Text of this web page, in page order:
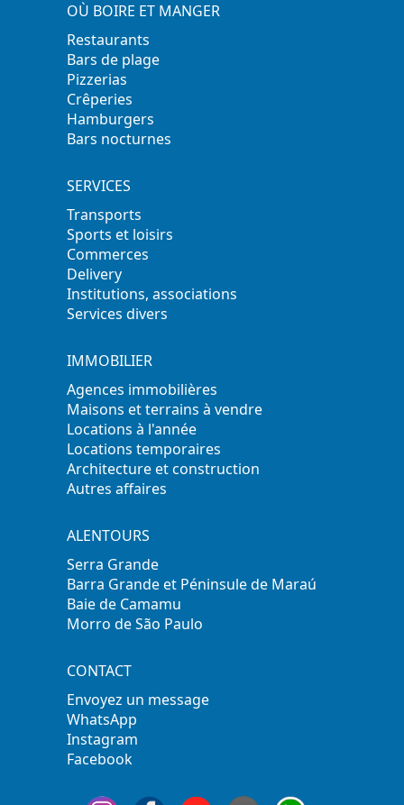
OÙ BOIRE ET MANGER
Restaurants
Bars de plage
Pizzerias
Crêperies
Hamburgers
Bars nocturnes
SERVICES
Transports
Sports et loisirs
Commerces
Delivery
Institutions, associations
Services divers
IMMOBILIER
Agences immobilières
Maisons et terrains à vendre
Locations à l'année
Locations temporaires
Architecture et construction
Autres affaires
ALENTOURS
Serra Grande
Barra Grande et Péninsule de Maraú
Baie de Camamu
Morro de São Paulo
CONTACT
Envoyez un message
WhatsApp
Instagram
Facebook